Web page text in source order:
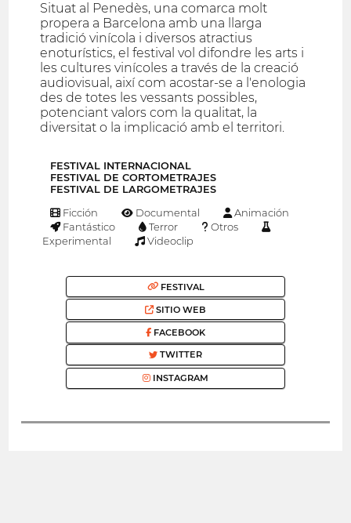
Situat al Penedès, una comarca molt
propera a Barcelona amb una llarga
tradició vinícola i diversos atractius
enoturístics, el festival vol difondre les arts i
les cultures vinícoles a través de la creació
audiovisual, així com acostar-se a l'enologia
des de totes les vessants possibles,
potenciant valors com la qualitat, la
diversitat o la implicació amb el territori.
FESTIVAL INTERNACIONAL
FESTIVAL DE CORTOMETRAJES
FESTIVAL DE LARGOMETRAJES
Ficción Documental
Animación
Fantástico
Terror
Otros
Experimental
Videoclip
FESTIVAL
SITIO WEB
FACEBOOK
TWITTER
INSTAGRAM